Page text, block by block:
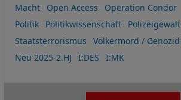
Macht
Open Access Operation Condor
Politik
Politikwissenschaft
Polizeigewalt
Staatsterrorismus
Völkermord / Genozid
Neu 2025-2.HJ
I:DES I:MK